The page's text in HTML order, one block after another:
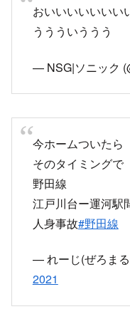
おいいいいいいい
ううういううう
— NSG|ソニック
今ホームついたら
そのタイミングで
野田線
江戸川台ー運河駅
人身事故#野田線
— れーじ(ぜろま
2021